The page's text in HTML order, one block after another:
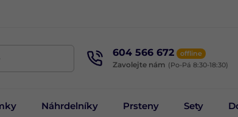
604 566 672 offline
Zavolejte nám (Po-Pá 8:30-18:30)
Náhrdelníky Prsteny Sety